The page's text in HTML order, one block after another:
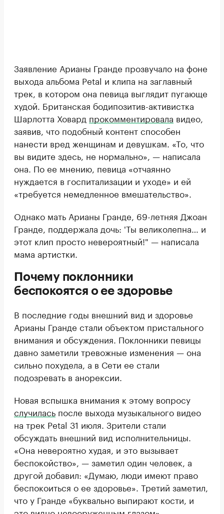
Заявление Арианы Гранде прозвучало на фоне
выхода альбома Petal и клипа на заглавный
трек, в котором она певица выглядит пугающе
худой. Британская бодипозитив-активистка
Шарлотта Ховард прокомментировала видео,
заявив, что подобный контент способен
нанести вред женщинам и девушкам. «То, что
вы видите здесь, не нормально», — написала
она. По ее мнению, певица «отчаянно
нуждается в госпитализации и уходе» и ей
«требуется немедленное вмешательство».
Однако мать Арианы Гранде, 69-летняя Джоан
Гранде, поддержала дочь: 'Ты великолепна… и
этот клип просто невероятный!" — написала
мама артистки.
Почему поклонники
беспокоятся о ее здоровье
В последние годы внешний вид и здоровье
Арианы Гранде стали объектом пристального
внимания и обсуждения. Поклонники певицы
давно заметили тревожные изменения — она
сильно похудела, а в Сети ее стали
подозревать в анорексии.
Новая вспышка внимания к этому вопросу
случилась после выхода музыкального видео
на трек Petal 31 июля. Зрители стали
обсуждать внешний вид исполнительницы.
«Она невероятно худая, и это вызывает
беспокойство», — заметил один человек, а
другой добавил: «Думаю, люди имеют право
беспокоиться о ее здоровье». Третий заметил,
что у Гранде «буквально выпирают кости, и